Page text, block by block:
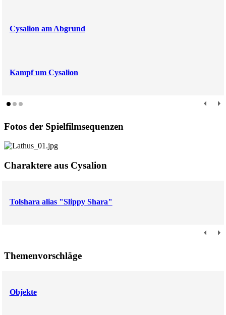
Cysalion am Abgrund
Kampf um Cysalion
Fotos der Spielfilmsequenzen
Charaktere aus Cysalion
Tolshara alias "Slippy Shara"
Themenvorschläge
Objekte